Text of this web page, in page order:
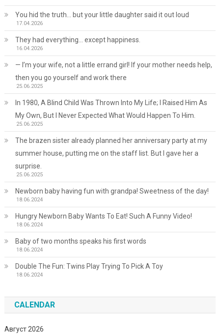
You hid the truth… but your little daughter said it out loud
17.04.2026
They had everything… except happiness.
16.04.2026
— I’m your wife, not a little errand girl! If your mother needs help,
then you go yourself and work there
25.06.2025
In 1980, A Blind Child Was Thrown Into My Life; I Raised Him As
My Own, But I Never Expected What Would Happen To Him.
25.06.2025
The brazen sister already planned her anniversary party at my
summer house, putting me on the staff list. But I gave her a
surprise.
25.06.2025
Newborn baby having fun with grandpa! Sweetness of the day!
18.06.2024
Hungry Newborn Baby Wants To Eat! Such A Funny Video!
18.06.2024
Baby of two months speaks his first words
18.06.2024
Double The Fun: Twins Play Trying To Pick A Toy
18.06.2024
CALENDAR
Август 2026